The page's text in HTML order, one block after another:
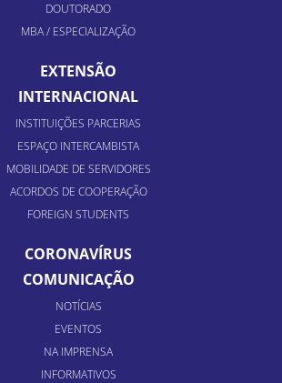
DOUTORADO
MBA / ESPECIALIZAÇÃO
EXTENSÃO
INTERNACIONAL
INSTITUIÇÕES PARCERIAS
ESPAÇO INTERCAMBISTA
MOBILIDADE DE SERVIDORES
ACORDOS DE COOPERAÇÃO
FOREIGN STUDENTS
CORONAVÍRUS
COMUNICAÇÃO
NOTÍCIAS
EVENTOS
NA IMPRENSA
INFORMATIVOS